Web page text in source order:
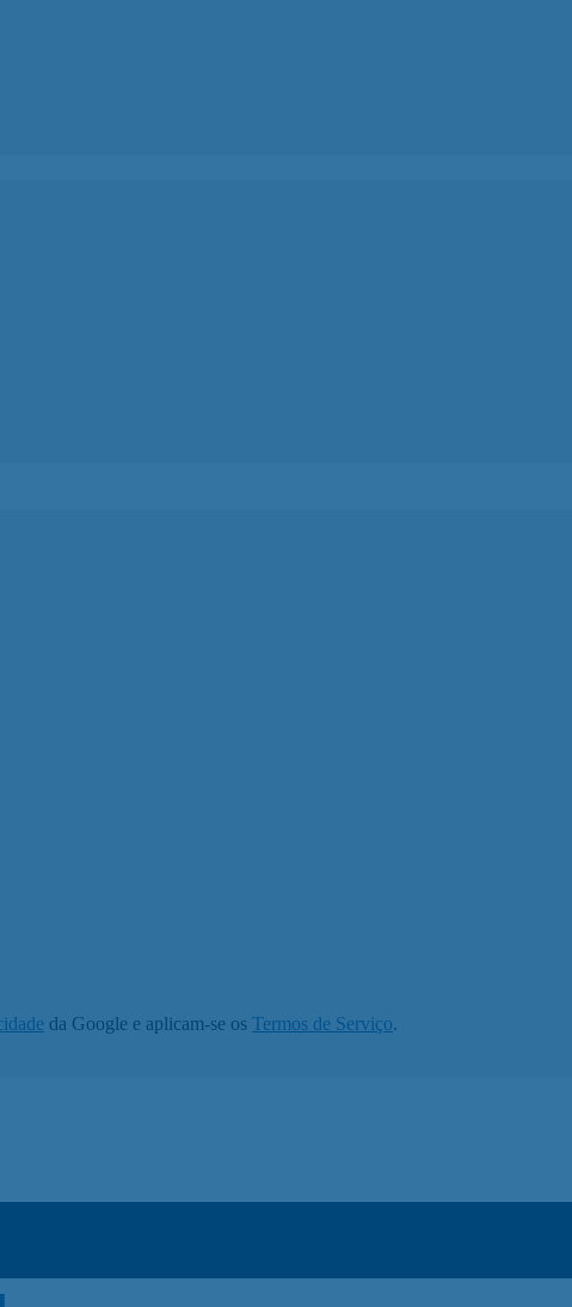
da Google e aplicam-se os Termos de Serviço.